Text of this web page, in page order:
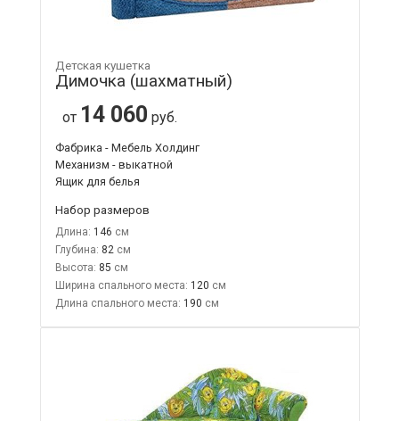
Детская кушетка
Димочка (шахматный)
от 14 060 руб.
Фабрика - Мебель Холдинг
Механизм - выкатной
Ящик для белья
Набор размеров
Длина: 146
Глубина: 82
Высота: 85
Ширина спального места: 120
Длина спального места: 190